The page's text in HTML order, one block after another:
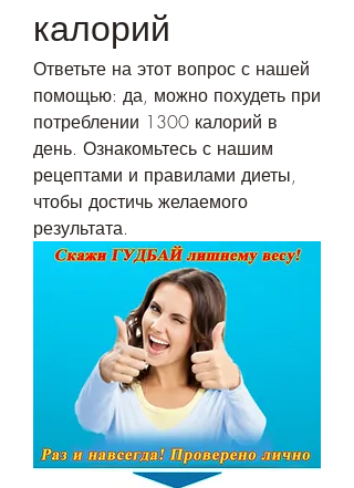
калорий
Ответьте на этот вопрос с нашей
помощью: да, можно похудеть при
потреблении 1300 калорий в
день. Ознакомьтесь с нашим
рецептами и правилами диеты,
чтобы достичь желаемого
результата.